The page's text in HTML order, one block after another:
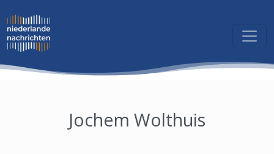
Jochem Wolthuis